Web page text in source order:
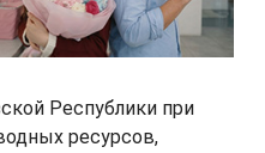
Республики при
ресурсов,